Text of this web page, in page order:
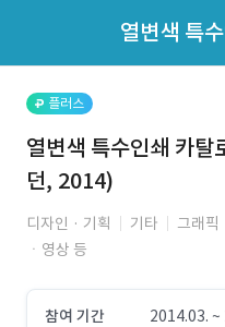
지원자 목록 바로가기
플러스
열변색 특수인쇄 카
던, 2014)
디자인 · 기획 기타
그래픽
ㆍ영상 등
참여 기간
2014.03. ~